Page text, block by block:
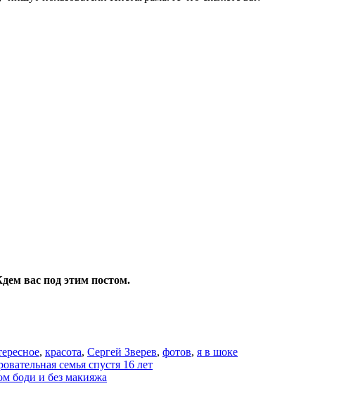
вас под этим постом.
, красота, Сергей Зверев, фотов, я в шоке
семья спустя 16 лет
боди и без макияжа